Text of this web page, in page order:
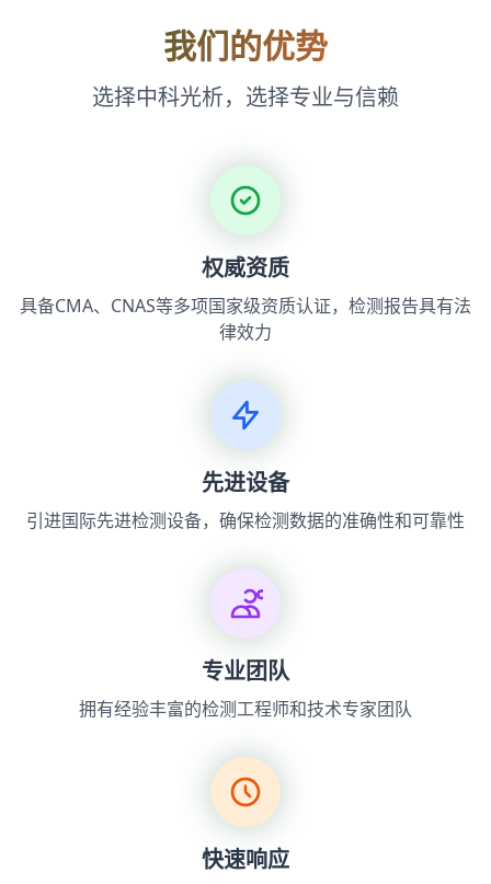
我们的优势
选择中科光析，选择专业与信赖
权威资质
具备CMA、CNAS等多项国家级资质认证，检测报告具有法
律效力
先进设备
引进国际先进检测设备，确保检测数据的准确性和可靠性
专业团队
拥有经验丰富的检测工程师和技术专家团队
快速响应